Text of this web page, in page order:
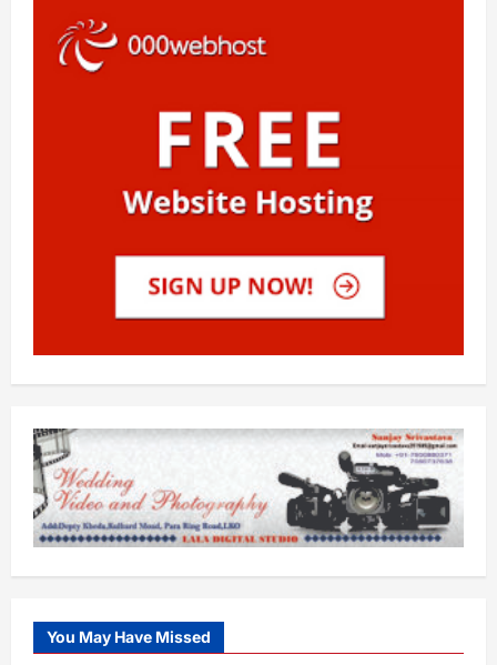
You May Have Missed